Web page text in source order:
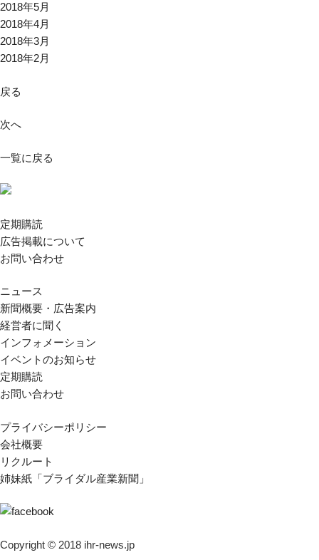
2018年5月
2018年4月
2018年3月
2018年2月
戻る
次へ
一覧に戻る
定期購読
広告掲載について
お問い合わせ
ニュース
新聞概要・広告案内
経営者に聞く
インフォメーション
イベントのお知らせ
定期購読
お問い合わせ
プライバシーポリシー
会社概要
リクルート
姉妹紙「ブライダル産業新聞」
Copyright © 2018 ihr-news.jp